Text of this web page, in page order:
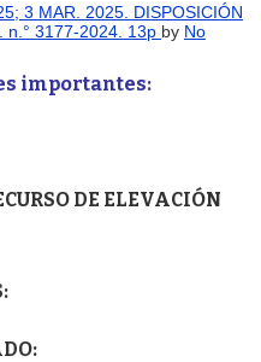
3 MAR. 2025. DISPOSICIÓN
n.° 3177-2024. 13p by No
importantes:
DE ELEVACIÓN